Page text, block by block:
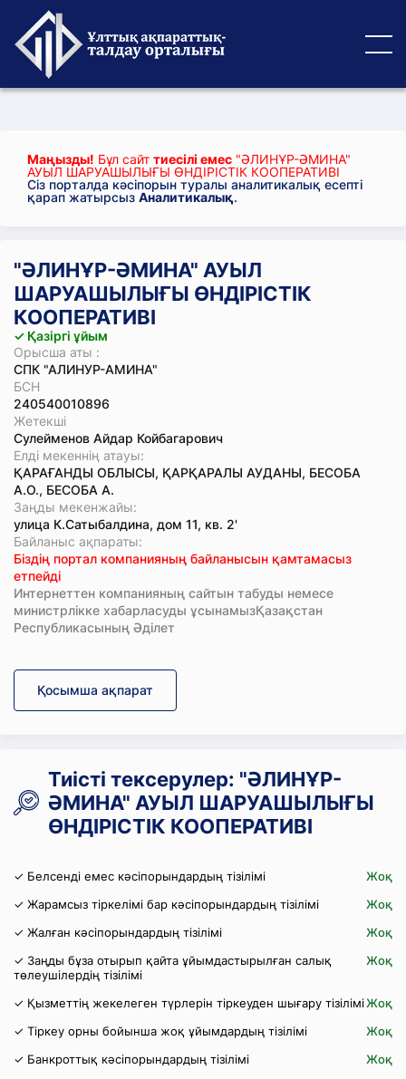
Маңызды! Бұл сайт тиесілі емес "ӘЛИНҰР-ӘМИНА"
АУЫЛ ШАРУАШЫЛЫҒЫ ӨНДІРІСТІК КООПЕРАТИВІ
Сіз порталда кәсіпорын туралы аналитикалық есепті
қарап жатырсыз Аналитикалық.
"ӘЛИНҰР-ӘМИНА" АУЫЛ
ШАРУАШЫЛЫҒЫ ӨНДІРІСТІК
КООПЕРАТИВІ
✓ Қазіргі ұйым
Орысша аты :
СПК "АЛИНУР-АМИНА"
БСН
240540010896
Жетекші
Сулейменов Айдар Койбагарович
Елді мекеннің атауы:
ҚАРАҒАНДЫ ОБЛЫСЫ, ҚАРҚАРАЛЫ АУДАНЫ, БЕСОБА
А.О., БЕСОБА А.
Заңды мекенжайы:
улица К.Сатыбалдина, дом 11, кв. 2'
Байланыс ақпараты:
Біздің портал компанияның байланысын қамтамасыз
етпейді
Интернеттен компанияның сайтын табуды немесе
министрлікке хабарласуды ұсынамызҚазақстан
Республикасының Әділет
Қосымша ақпарат
Тиісті тексерулер: "ӘЛИНҰР-
ӘМИНА" АУЫЛ ШАРУАШЫЛЫҒЫ
ӨНДІРІСТІК КООПЕРАТИВІ
✓ Белсенді емес кәсіпорындардың тізілімі
Жоқ
✓ Жарамсыз тіркелімі бар кәсіпорындардың тізілімі
Жоқ
✓ Жалған кәсіпорындардың тізілімі
Жоқ
✓ Заңды бұза отырып қайта ұйымдастырылған салық
төлеушілердің тізілімі
Жоқ
✓ Қызметтің жекелеген түрлерін тіркеуден шығару тізіліміЖоқ
✓ Тіркеу орны бойынша жоқ ұйымдардың тізілімі
Жоқ
✓ Банкроттық кәсіпорындардың тізілімі
Жоқ